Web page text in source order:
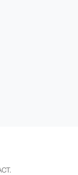
12345
12345
.